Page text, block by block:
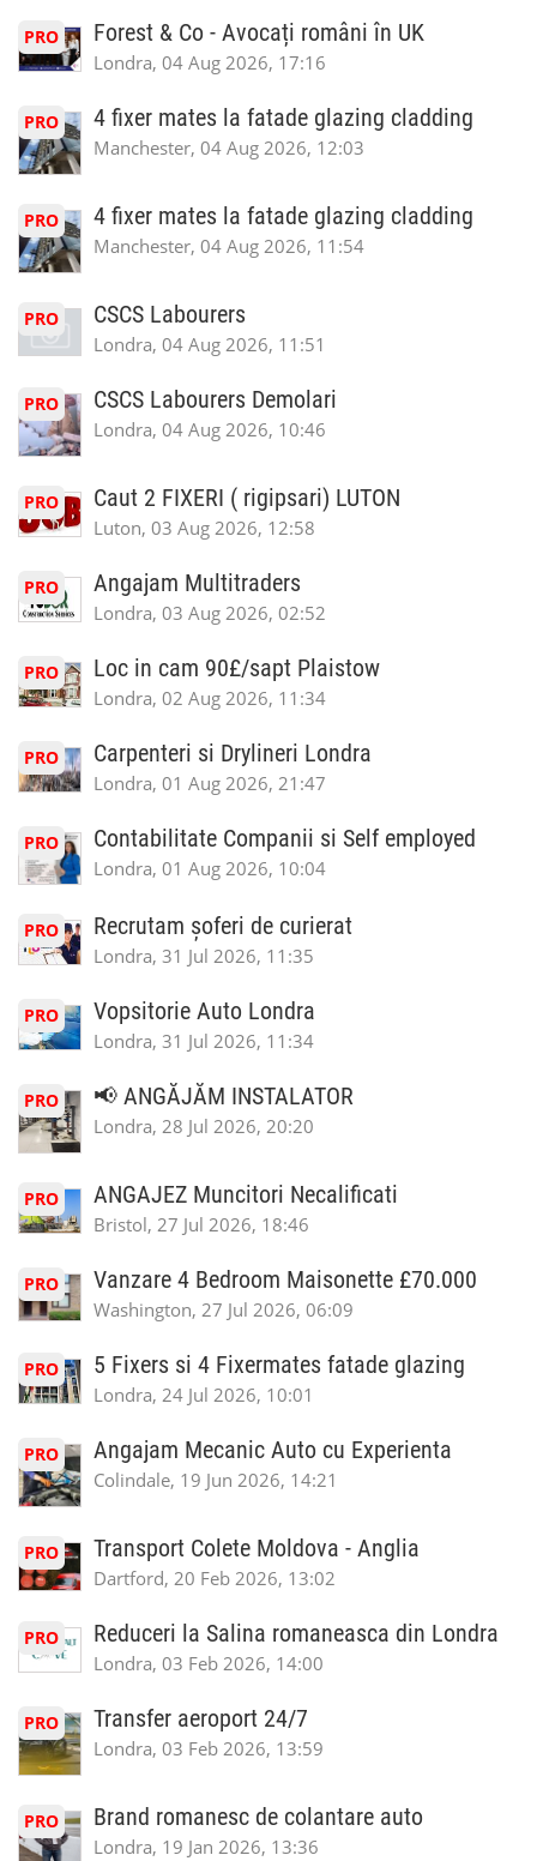
PRO Forest & Co - Avocați români în UK
Londra, 04 Aug 2026, 17:16
PRO 4 fixer mates la fatade glazing cladding
Manchester, 04 Aug 2026, 12:03
PRO 4 fixer mates la fatade glazing cladding
Manchester, 04 Aug 2026, 11:54
PRO CSCS Labourers
Londra, 04 Aug 2026, 11:51
PRO CSCS Labourers Demolari
Londra, 04 Aug 2026, 10:46
PRO Caut 2 FIXERI ( rigipsari) LUTON
Luton, 03 Aug 2026, 12:58
PRO Angajam Multitraders
Londra, 03 Aug 2026, 02:52
PRO Loc in cam 90£/sapt Plaistow
Londra, 02 Aug 2026, 11:34
PRO Carpenteri si Drylineri Londra
Londra, 01 Aug 2026, 21:47
PRO Contabilitate Companii si Self employed
Londra, 01 Aug 2026, 10:04
PRO Recrutam șoferi de curierat
Londra, 31 Jul 2026, 11:35
PRO Vopsitorie Auto Londra
Londra, 31 Jul 2026, 11:34
PRO 📢 ANGĂJĂM INSTALATOR
Londra, 28 Jul 2026, 20:20
PRO ANGAJEZ Muncitori Necalificati
Bristol, 27 Jul 2026, 18:46
PRO Vanzare 4 Bedroom Maisonette £70.000
Washington, 27 Jul 2026, 06:09
PRO 5 Fixers si 4 Fixermates fatade glazing
Londra, 24 Jul 2026, 10:01
PRO Angajam Mecanic Auto cu Experienta
Colindale, 19 Jun 2026, 14:21
PRO Transport Colete Moldova - Anglia
Dartford, 20 Feb 2026, 13:02
PRO Reduceri la Salina romaneasca din Londra
Londra, 03 Feb 2026, 14:00
PRO Transfer aeroport 24/7
Londra, 03 Feb 2026, 13:59
PRO Brand romanesc de colantare auto
Londra, 19 Jan 2026, 13:36